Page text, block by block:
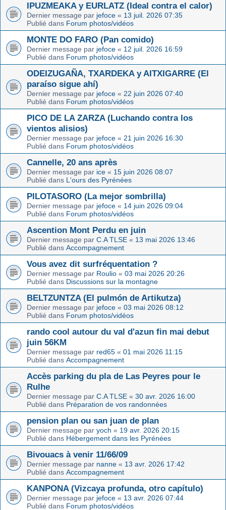
IPUZMEAKA y EURLATZ (Ideal contra el calor)
Dernier message par jefoce « 13 juil. 2026 07:35
Publié dans Forum photos/vidéos
MONTE DO FARO (Pan comido)
Dernier message par jefoce « 12 juil. 2026 16:59
Publié dans Forum photos/vidéos
ODEIZUGAÑA, TXARDEKA y AITXIGARRE (El
paraíso sigue ahí)
Dernier message par jefoce « 22 juin 2026 07:40
Publié dans Forum photos/vidéos
PICO DE LA ZARZA (Luchando contra los
vientos alisios)
Dernier message par jefoce « 21 juin 2026 16:30
Publié dans Forum photos/vidéos
Cannelle, 20 ans après
Dernier message par ice « 15 juin 2026 08:07
Publié dans L'ours des Pyrénées
PILOTASORO (La mejor sombrilla)
Dernier message par jefoce « 14 juin 2026 09:04
Publié dans Forum photos/vidéos
Ascention Mont Perdu en juin
Dernier message par C.A TLSE « 13 mai 2026 13:46
Publié dans Accompagnement
Vous avez dit surfréquentation ?
Dernier message par Roulio « 03 mai 2026 20:26
Publié dans Discussions sur la montagne
BELTZUNTZA (El pulmón de Artikutza)
Dernier message par jefoce « 03 mai 2026 08:12
Publié dans Forum photos/vidéos
rando cool autour du val d'azun fin mai debut
juin 56KM
Dernier message par red65 « 01 mai 2026 11:15
Publié dans Accompagnement
Accès parking du pla de Las Peyres pour le
Rulhe
Dernier message par C.A TLSE « 30 avr. 2026 16:00
Publié dans Préparation de vos randonnées
pension plan ou san juan de plan
Dernier message par yoch « 19 avr. 2026 20:15
Publié dans Hébergement dans les Pyrénées
Bivouacs à venir 11/66/09
Dernier message par nanne « 13 avr. 2026 17:42
Publié dans Accompagnement
KANPONA (Vizcaya profunda, otro capítulo)
Dernier message par jefoce « 13 avr. 2026 07:44
Publié dans Forum photos/vidéos